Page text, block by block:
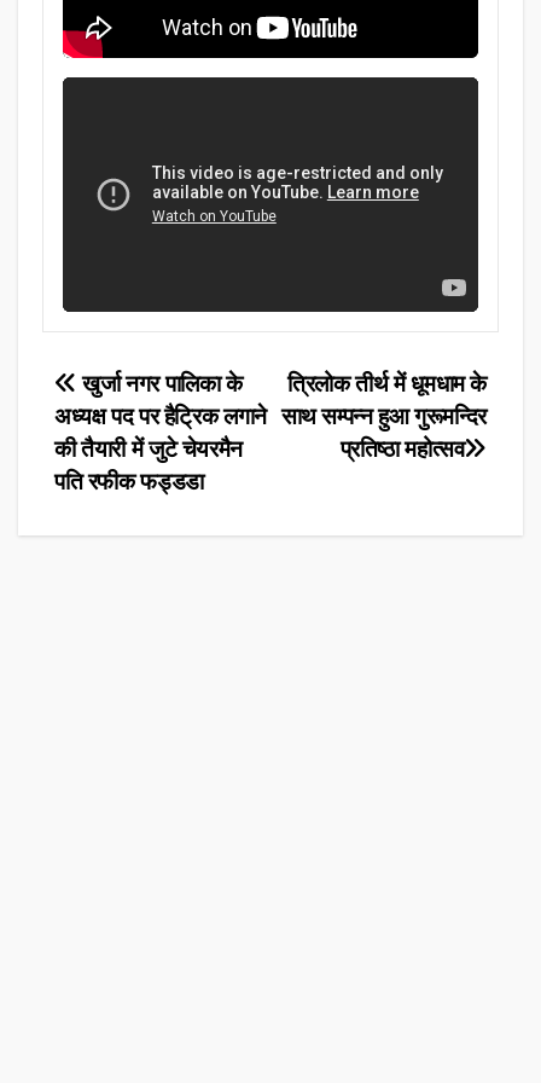
Post
navigation
त्रिलोक तीर्थ में धूमधाम के
साथ सम्पन्न हुआ गुरूमन्दिर
प्रतिष्ठा महोत्सव
खुर्जा नगर पालिका के
अध्यक्ष पद पर हैट्रिक लगाने
की तैयारी में जुटे चेयरमैन
पति रफीक फड्डडा